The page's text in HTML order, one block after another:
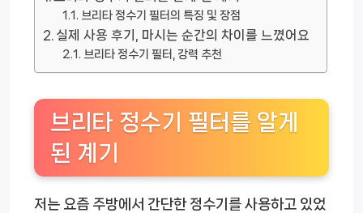
브리타 정수기 필터의 특징 및 장점
실제 사용 후기, 마시는 순간의 차이를 느꼈어요
브리타 정수기 필터, 강력 추천
브리타 정수기 필터를 알게
된 계기
저는 요즘 주방에서 간단한 정수기를 사용하고 있었